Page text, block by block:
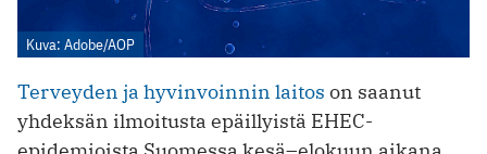
Kuva: Adobe/AOP
Terveyden ja hyvinvoinnin laitos on saanut
yhdeksän ilmoitusta epäillyistä EHEC-